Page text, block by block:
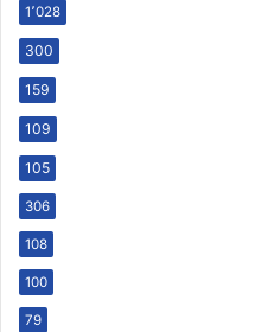
1٬028
300
159
109
105
306
108
100
79